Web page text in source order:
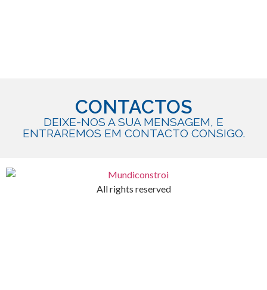
CONTACTOS
DEIXE-NOS A SUA MENSAGEM, E
ENTRAREMOS EM CONTACTO CONSIGO.
All rights reserved